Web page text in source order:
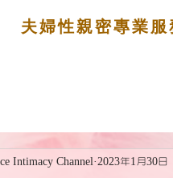
夫婦性親密專業
Intimacy Channel 2023年1月30日